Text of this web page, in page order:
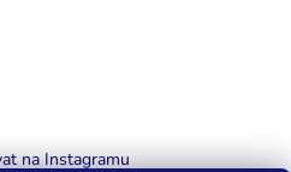
na Instagramu